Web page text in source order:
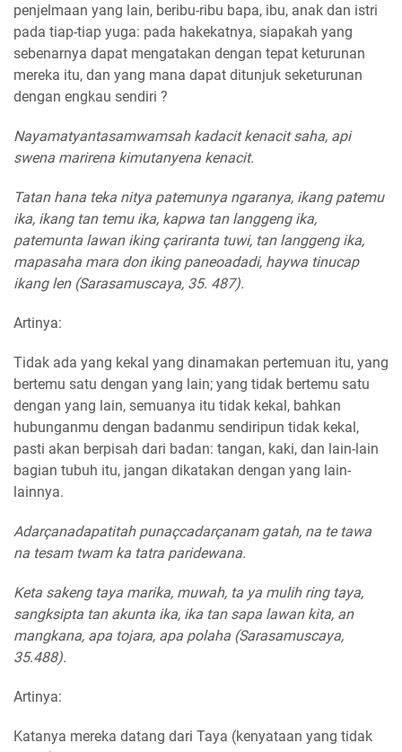
penjelmaan yang lain, beribu-ribu bapa, ibu, anak dan istri
pada tiap-tiap yuga: pada hakekatnya, siapakah yang
sebenarnya dapat mengatakan dengan tepat keturunan
mereka itu, dan yang mana dapat ditunjuk seketurunan
dengan engkau sendiri ?
Nayamatyantasamwamsah kadacit kenacit saha, api
swena marirena kimutanyena kenacit.
Tatan hana teka nitya patemunya ngaranya, ikang patemu
ika, ikang tan temu ika, kapwa tan langgeng ika,
patemunta lawan iking çariranta tuwi, tan langgeng ika,
mapasaha mara don iking paneoadadi, haywa tinucap
ikang len (Sarasamuscaya, 35. 487).
Artinya:
Tidak ada yang kekal yang dinamakan pertemuan itu, yang
bertemu satu dengan yang lain; yang tidak bertemu satu
dengan yang lain, semuanya itu tidak kekal, bahkan
hubunganmu dengan badanmu sendiripun tidak kekal,
pasti akan berpisah dari badan: tangan, kaki, dan lain-lain
bagian tubuh itu, jangan dikatakan dengan yang lain-
lainnya.
Adarçanadapatitah punaçcadarçanam gatah, na te tawa
na tesam twam ka tatra paridewana.
Keta sakeng taya marika, muwah, ta ya mulih ring taya,
sangksipta tan akunta ika, ika tan sapa lawan kita, an
mangkana, apa tojara, apa polaha (Sarasamuscaya,
35.488).
Artinya:
Katanya mereka datang dari Taya (kenyataan yang tidak